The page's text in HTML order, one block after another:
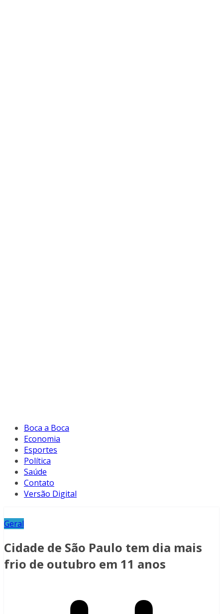
Boca a Boca
Economia
Esportes
Política
Saúde
Contato
Versão Digital
Geral
Cidade de São Paulo tem dia mais
frio de outubro em 11 anos